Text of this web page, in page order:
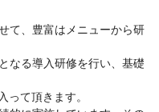
て、豊富はメニューから研
なる導入研修を行い、基礎
って頂きます。